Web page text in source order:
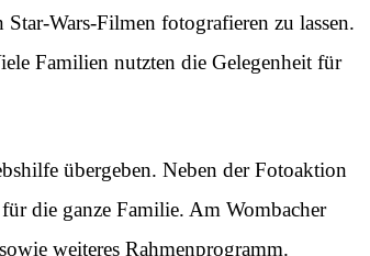
Wars-Filmen fotografieren zu lassen.
Familien nutzten die Gelegenheit für
übergeben. Neben der Fotoaktion
die ganze Familie. Am Wombacher
weiteres Rahmenprogramm.